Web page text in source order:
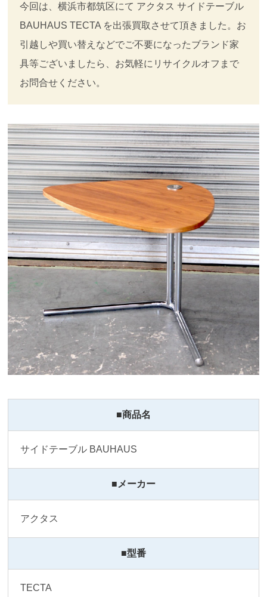
今回は、横浜市都筑区にて アクタス サイドテーブル
BAUHAUS TECTA を出張買取させて頂きました。お
引越しや買い替えなどでご不要になったブランド家
具等ございましたら、お気軽にリサイクルオフまで
お問合せください。
■商品名
サイドテーブル BAUHAUS
■メーカー
アクタス
■型番
TECTA